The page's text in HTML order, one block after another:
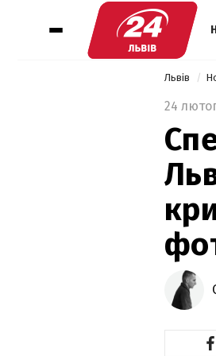
Львів
24